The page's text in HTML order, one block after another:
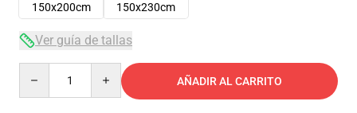
150x200cm
150x230cm
Ver guía de tallas
AÑADIR AL CARRITO